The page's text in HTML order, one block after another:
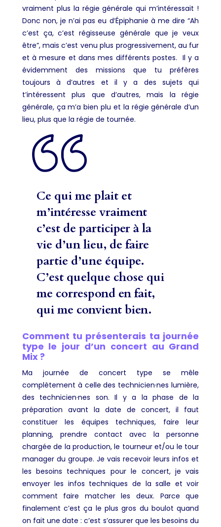
vraiment plus la régie générale qui m’intéressait !
Donc non, je n’ai pas eu d’Épiphanie à me dire “Ah
c’est ça, c’est régisseuse générale que je veux
être”, mais c’est venu plus progressivement, au fur
et à mesure et dans mes différents postes. Il y a
évidemment des missions que tu préfères
toujours à d’autres et il y a des sujets qui
t’intéressent plus que d’autres, mais la régie
générale, ça m’a bien plu et la régie générale d’un
lieu, plus que la régie de tournée.
Ce qui me plait et
m’intéresse vraiment
c’est de participer à la
vie d’un lieu, de faire
partie d’une équipe.
C’est quelque chose qui
me correspond en fait,
qui me convient bien.
Comment tu présenterais ta journée
type le jour d’un concert au Grand
Mix ?
Ma journée de concert type se mêle
complètement à celle des technicien·nes lumière,
des technicien·nes son. Il y a la phase de la
préparation avant la date de concert, il faut
constituer les équipes techniques, faire leur
planning, prendre contact avec la personne
chargée de la production, le tourneur et/ou le tour
manager du groupe. Je vais recevoir leurs infos et
les besoins techniques pour le concert, je vais
envoyer les infos techniques de la salle et voir
comment faire matcher les deux. Parce que
finalement c’est ça le plus gros du boulot quand
on fait une date : c’est s’assurer que les besoins du